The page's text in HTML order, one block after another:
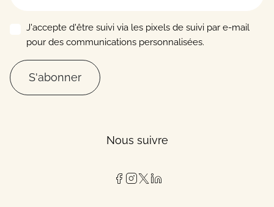
J'accepte d'être suivi via les pixels de suivi par e-mail
pour des communications personnalisées.
S'abonner
Nous suivre